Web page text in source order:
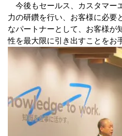
今後もセールス、カスタマー
力の研鑽を行い、お客様に必要
なパートナーとして、お客様が
性を最大限に引き出すことをお